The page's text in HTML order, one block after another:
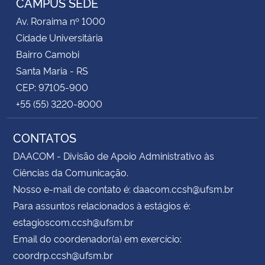
Secretaria-Geral
Secretaria de Governo
Gabinete de Segurança Institucional
Advocacia-Geral da União
Banco Central do Brasil
Planalto
Av. Roraima nº 1000
Cidade Universitária
Bairro Camobi
Santa Maria - RS
CEP: 97105-900
+55 (55) 3220-8000
CONTATOS
DAACOM - Divisão de Apoio Administrativo às
Ciências da Comunicação.
Nosso e-mail de contato é: daacom.ccsh@ufsm.br
Para assuntos relacionados à estágios é:
estagioscom.ccsh@ufsm.br
Email do coordenador(a) em exercício:
coordrp.ccsh@ufsm.br